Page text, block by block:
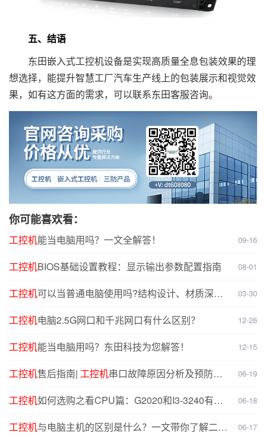
五、结语
东田嵌入式工控机设备是实现高质量全息包装效果的理
想选择，能提升智慧工厂汽车生产线上的包装展示和视觉效
果，如有这方面的需求，可以联系东田客服咨询。
你可能喜欢看：
工控机能当电脑用吗？一文全解答！ 09-16
工控机BIOS基础设置教程：显示输出参数配置指南 08-01
工控机可以当普通电脑使用吗?结构设计、材质深度
03-30
工控机电脑2.5G网口和千兆网口有什么区别？ 12-26
工控机能当电脑用吗？东田科技为您解答！ 12-15
工控机售后指南| 工控机串口故障原因分析及预防解
06-19
工控机如何选购之看CPU篇：G2020和I3-3240有什
06-18
工控机与电脑主机的区别是什么？一文带你了解二者
06-17